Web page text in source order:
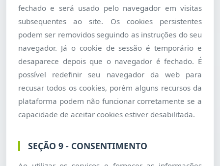
fechado e será usado pelo navegador em visitas
subsequentes ao site. Os cookies persistentes
podem ser removidos seguindo as instruções do seu
navegador. Já o cookie de sessão é temporário e
desaparece depois que o navegador é fechado. É
possível redefinir seu navegador da web para
recusar todos os cookies, porém alguns recursos da
plataforma podem não funcionar corretamente se a
capacidade de aceitar cookies estiver desabilitada.
SEÇÃO 9 - CONSENTIMENTO